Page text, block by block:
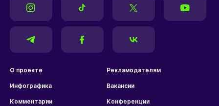
О проекте Рекламодателям
Инфографика Вакансии
Комментарии Конференции